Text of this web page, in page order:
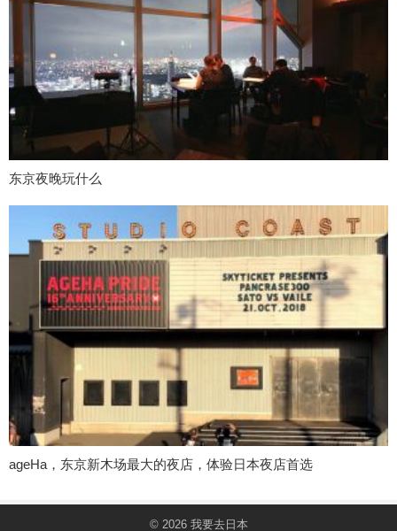
东京夜晚玩什么
ageHa，东京新木场最大的夜店，体验日本夜店首选
© 2026 我要去日本